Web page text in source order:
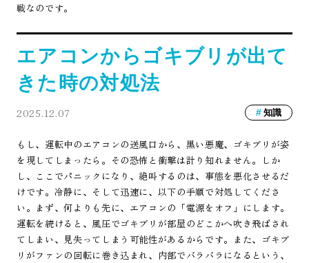
戦なのです。
エアコンからゴキブリが出て
きた時の対処法
2025.12.07 知識
もし、運転中のエアコンの送風口から、黒い悪魔、ゴキブリが姿
を現してしまったら。その恐怖と衝撃は計り知れません。しか
し、ここでパニックになり、絶叫するのは、事態を悪化させるだ
けです。冷静に、そして迅速に、以下の手順で対処してくださ
い。まず、何よりも先に、エアコンの「電源をオフ」にします。
運転を続けると、風圧でゴキブリが部屋のどこかへ吹き飛ばされ
てしまい、見失ってしまう可能性があるからです。また、ゴキブ
リがファンの回転に巻き込まれ、内部でバラバラになるという、